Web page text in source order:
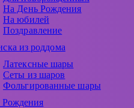
На День Рождения
На юбилей
Поздравление
из роддома
Латексные шары
Сеты из шаров
Фольгированные шары
Рождения